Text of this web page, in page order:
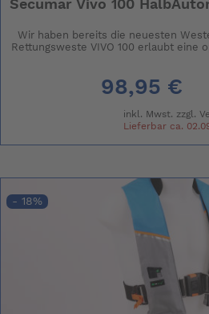
Secumar Vivo 100
Wir haben bereits die neuesten
Rettungsweste VIVO 100 erlaubt eine
98,95 €
inkl. Mwst. zzgl.
Lieferbar ca.
- 18%